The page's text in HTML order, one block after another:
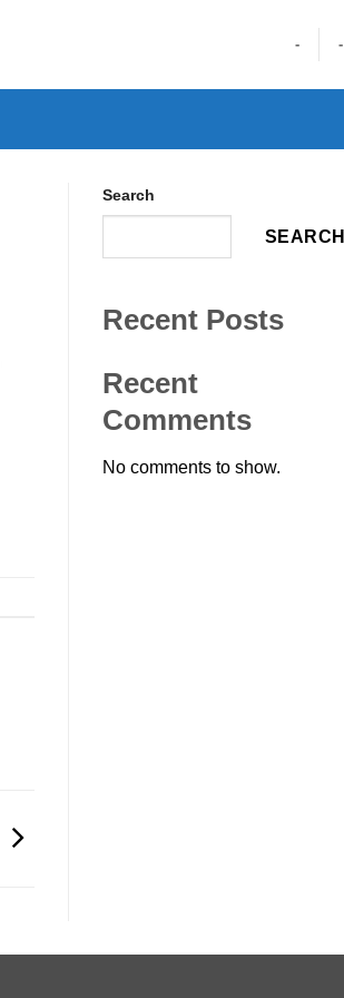
- -
Search
SEARCH
Recent Posts
Recent
Comments
No comments to show.